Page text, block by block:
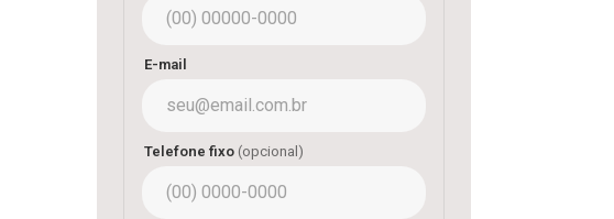
E-mail
Telefone fixo (opcional)